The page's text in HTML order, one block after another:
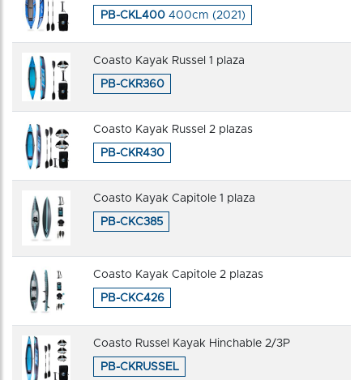
PB-CKL400 400cm (2021)
Coasto Kayak Russel 1 plaza
PB-CKR360
Coasto Kayak Russel 2 plazas
PB-CKR430
Coasto Kayak Capitole 1 plaza
PB-CKC385
Coasto Kayak Capitole 2 plazas
PB-CKC426
Coasto Russel Kayak Hinchable 2/3P
PB-CKRUSSEL